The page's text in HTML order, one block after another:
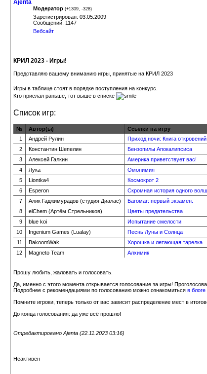
Ajenta
Модератор (+1309, -328)
Зарегистрирован: 03.05.2009
Сообщений: 1147
Вебсайт
КРИЛ 2023 - Игры!
Представляю вашему вниманию игры, принятые на КРИЛ 2023
Игры в таблице стоят в порядке поступления на конкурс.
Кто прислал раньше, тот выше в списке
Список игр:
№ Автор(ы) Ссылки на игру
1
Андрей Рулин Приход ночи: Книга откровений
2
Константин Шепелин Бензопилы Апокалипсиса
3
Алексей Галкин Америка приветствует вас!
4
Лука Омонимия
5
Liontka4
Космокрот 2
6
Esperon Скромная история одного
7
Алик Гаджимурадов (студия Диалас) Багомаг: первый экзамен.
8
elChem (Артём Стрельников) Цветы предательства
9
blue koi Испытание смелости
10
Ingenium Games (Lualay) Песнь Луны и Солнца
11
BakoomWak Хорошка и летающая тарелка
12
Magneto Team Алхимик
Прошу любить, жаловать и голосовать.
Да, именно с этого момента открывается голосование за игры!
Подробнее с рекомендациями по голосованию можно ознакомиться в
Помните игроки, теперь только от вас зависит распределение мест в
До конца голосования: да уже всё прошло!
Отредактировано Ajenta (22.11.2023 03:16)
Неактивен